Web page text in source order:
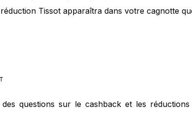
Tissot apparaîtra dans votre cagnotte
questions sur le cashback et les